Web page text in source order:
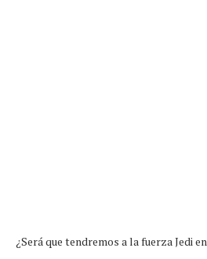
¿Será que tendremos a la fuerza Jedi